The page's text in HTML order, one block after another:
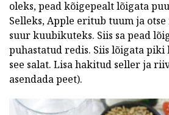
oleks, pead kõigepealt lõigata
Selleks, Apple eritub tuum ja
suur kuubikuteks. Siis sa pead
puhastatud redis. Siis lõigata
see salat. Lisa hakitud seller ja
asendada peet).